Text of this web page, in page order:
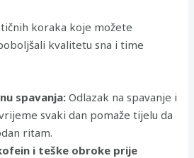
koraka koje možete
kvalitetu sna i time
spavanja:Odlazak na spavanje i
svaki dan pomaže tijelu da
ritam.
i teške obroke prije